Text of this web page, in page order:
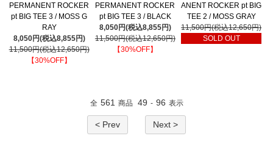
PERMANENT ROCKER
pt BIG TEE 3 / MOSS G
RAY
8,050円(税込8,855円)
11,500円(税込12,650円)
【30%OFF】
PERMANENT ROCKER
pt BIG TEE 3 / BLACK
8,050円(税込8,855円)
11,500円(税込12,650円)
【30%OFF】
ANENT ROCKER pt BIG
TEE 2 / MOSS GRAY
11,500円(税込12,650円)
SOLD OUT
全 561 商品 49 - 96 表示
< Prev Next >